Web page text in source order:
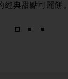
經典甜點可麗餅。